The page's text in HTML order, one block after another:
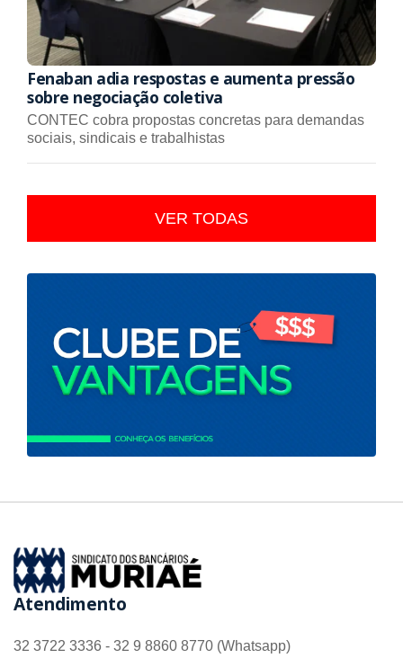
Fenaban adia respostas e aumenta pressão
sobre negociação coletiva
CONTEC cobra propostas concretas para demandas
sociais, sindicais e trabalhistas
VER TODAS
Atendimento
32 3722 3336 - 32 9 8860 8770 (Whatsapp)